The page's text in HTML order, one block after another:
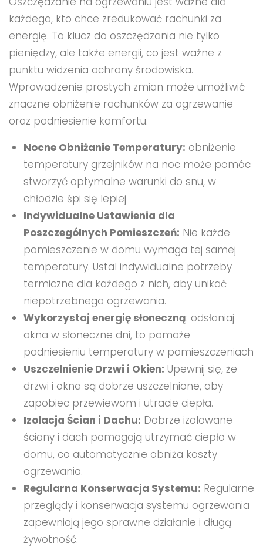
każdego, kto chce zredukować rachunki za
energię. To klucz do oszczędzania nie tylko
pieniędzy, ale także energii, co jest ważne z
punktu widzenia ochrony środowiska.
Wprowadzenie prostych zmian może umożliwić
znaczne obniżenie rachunków za ogrzewanie
oraz podniesienie komfortu.
Nocne Obniżanie Temperatury: obniżenie
temperatury grzejników na noc może pomóc
stworzyć optymalne warunki do snu, w
chłodzie śpi się lepiej
Indywidualne Ustawienia dla
Poszczególnych Pomieszczeń: Nie każde
pomieszczenie w domu wymaga tej samej
temperatury. Ustal indywidualne potrzeby
termiczne dla każdego z nich, aby unikać
niepotrzebnego ogrzewania.
Wykorzystaj energię słoneczną: odsłaniaj
okna w słoneczne dni, to pomoże
podniesieniu temperatury w pomieszczeniach
Uszczelnienie Drzwi i Okien: Upewnij się, że
drzwi i okna są dobrze uszczelnione, aby
zapobiec przewiewom i utracie ciepła.
Izolacja Ścian i Dachu: Dobrze izolowane
ściany i dach pomagają utrzymać ciepło w
domu, co automatycznie obniża koszty
ogrzewania.
Regularna Konserwacja Systemu: Regularne
przeglądy i konserwacja systemu ogrzewania
zapewniają jego sprawne działanie i długą
żywotność.